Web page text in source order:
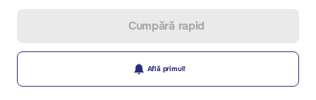
Cumpără rapid
Află primul!